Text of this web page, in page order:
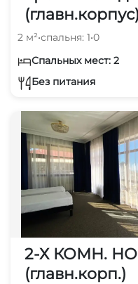
(главн.корпус)
2 м²•спальня: 1•0
Спальных мест: 2
Без питания
2-Х КОМН.
(главн.корп.)